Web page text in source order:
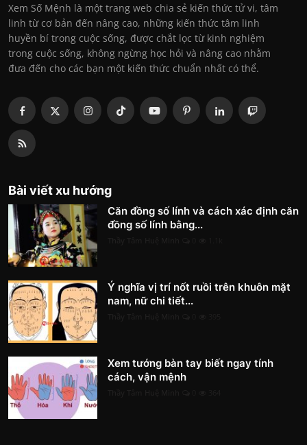
Xem Số Mệnh là một trang web chia sẻ kiến thức tử vi, tâm
linh từ cơ bản đến nâng cao, những kiến thức tâm linh
huyền bí trong cuộc sống, được chắt lọc từ kinh nghiệm
trong cuộc sống, không ngừng học hỏi và nâng cao nhằm
đưa đến cho các bạn một kiến thức chuẩn nhất có thể.
Bài viết xu hướng
Căn đồng số lính và cách xác định căn
đồng số lính bằng...
Ý nghĩa vị trí nốt ruồi trên khuôn mặt
nam, nữ chi tiết...
Xem tướng bàn tay biết ngay tính
cách, vận mệnh